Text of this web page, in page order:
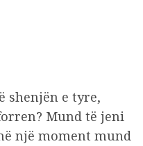
shenjën e tyre,
Mund të jeni
një moment mund